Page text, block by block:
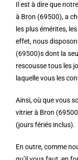
Il est à dire que
à Bron (69500), a
les plus émérites,
effet, nous
(69500)s dont la
rescousse tous les
laquelle vous les
Ainsi, où que vous
vitrier à Bron
(jours fériés inclus).
En outre, comme